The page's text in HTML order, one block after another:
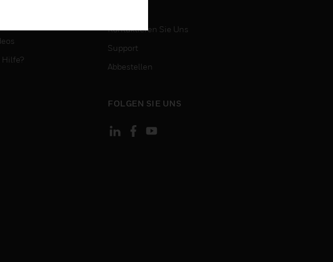
Hilfe?
Kontaktieren Sie Uns
Support
Abbestellen
FOLGEN SIE UNS